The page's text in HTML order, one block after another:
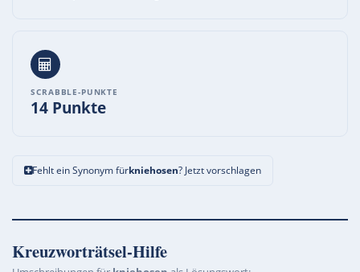
SCRABBLE-PUNKTE
14 Punkte
Fehlt ein Synonym fürkniehosen? Jetzt vorschlagen
Kreuzworträtsel-Hilfe